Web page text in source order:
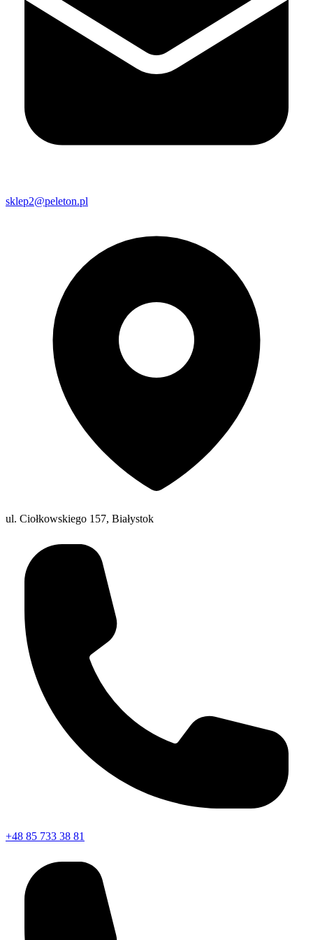
sklep2@peleton.pl
ul. Ciołkowskiego 157, Białystok
+48 85 733 38 81